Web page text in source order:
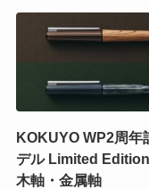
KOKUYO WP2周年
デル Limited
木軸・金属軸